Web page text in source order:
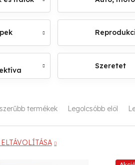
Szeretet
termékek Legolcsóbb elöl